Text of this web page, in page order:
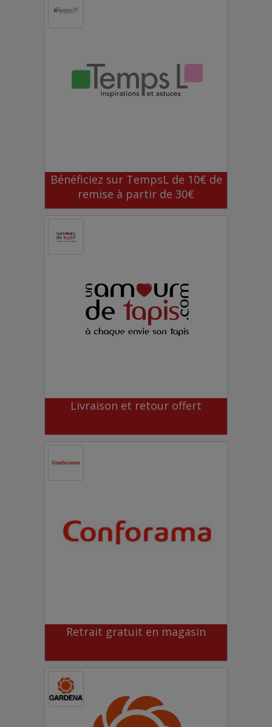
Bénéficiez sur TempsL de 10€ de
remise à partir de 30€
Livraison et retour offert
Retrait gratuit en magasin